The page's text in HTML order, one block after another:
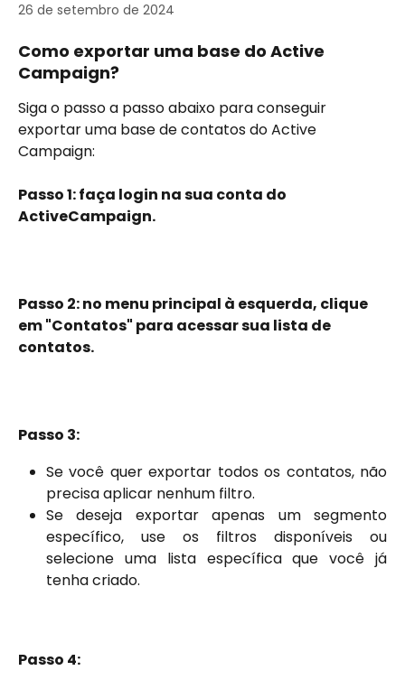
26 de setembro de 2024
Como exportar uma base do Active
Campaign?
Siga o passo a passo abaixo para conseguir
exportar uma base de contatos do Active
Campaign:
Passo 1: faça login na sua conta do
ActiveCampaign.
Passo 2: no menu principal à esquerda, clique
em "Contatos" para acessar sua lista de
contatos.
Passo 3:
Se você quer exportar todos os contatos, não
precisa aplicar nenhum filtro.
Se deseja exportar apenas um segmento
específico, use os filtros disponíveis ou
selecione uma lista específica que você já
tenha criado.
Passo 4: